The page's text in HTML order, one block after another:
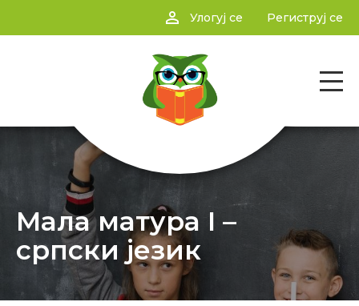
person_outline Улогуј се Региструј се
Мала матура I –
српски језик